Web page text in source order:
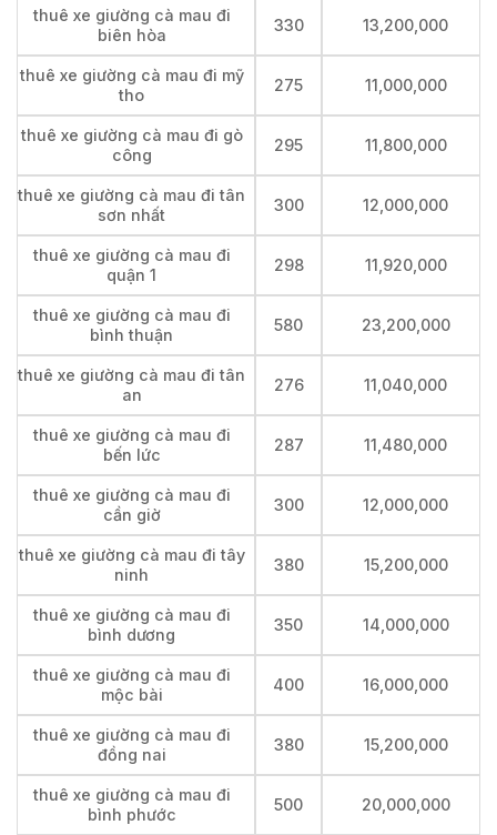
thuê xe giường cà mau đi
biên hòa
330 13,200,000
thuê xe giường cà mau đi mỹ
tho
275 11,000,000
thuê xe giường cà mau đi gò
công
295 11,800,000
thuê xe giường cà mau đi tân
sơn nhất
300 12,000,000
thuê xe giường cà mau đi
quận 1
298 11,920,000
thuê xe giường cà mau đi
bình thuận
580 23,200,000
thuê xe giường cà mau đi tân
an
276 11,040,000
thuê xe giường cà mau đi
bến lức
287 11,480,000
thuê xe giường cà mau đi
cần giờ
300 12,000,000
thuê xe giường cà mau đi tây
ninh
380 15,200,000
thuê xe giường cà mau đi
bình dương
350 14,000,000
thuê xe giường cà mau đi
mộc bài
400 16,000,000
thuê xe giường cà mau đi
đồng nai
380 15,200,000
thuê xe giường cà mau đi
bình phước
500 20,000,000